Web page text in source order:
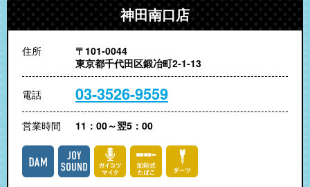
神田南口店
住所
〒101-0044
東京都千代田区鍛冶町2-1-13
電話 03-3526-9559
営業時間 11：00～翌5：00